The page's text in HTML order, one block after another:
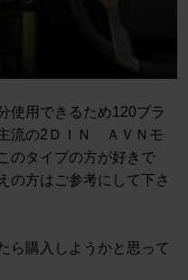
使用できるため120プラ
流の2ＤＩＮ ＡＶＮモ
のタイプの方が好きで
方はご参考にして下さ
ら購入しようかと思って